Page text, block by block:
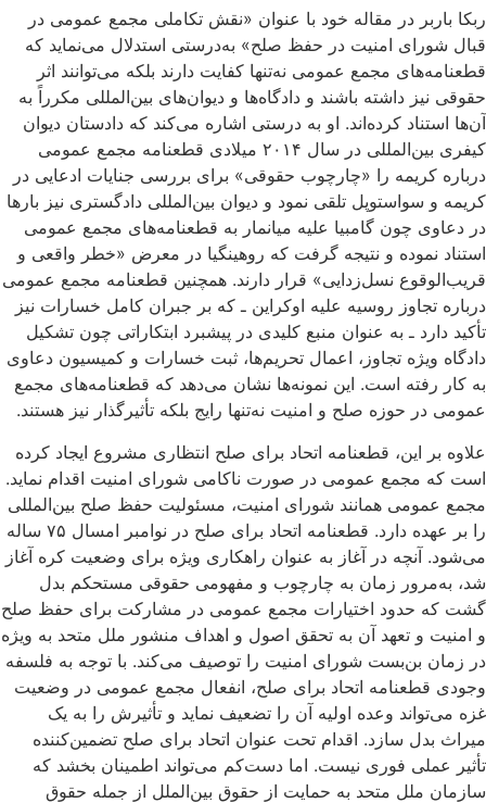
ربکا باربر در مقاله‌ خود با عنوان «نقش تکاملی مجمع عمومی در
قبال شورای امنیت در حفظ صلح» به‌درستی استدلال می‌نماید که
قطعنامه‌های مجمع عمومی نه‌تنها کفایت دارند بلکه می‌توانند اثر
حقوقی نیز داشته باشند و دادگاه‌ها و دیوان‌های بین‌المللی مکرراً به
آن‌ها استناد کرده‌اند. او به ‌درستی اشاره می‌کند که دادستان دیوان
کیفری بین‌المللی در سال ۲۰۱۴ میلادی قطعنامه‌ مجمع عمومی
درباره‌ کریمه را «چارچوب حقوقی» برای بررسی جنایات ادعایی در
کریمه و سواستوپل تلقی نمود و دیوان بین‌المللی دادگستری نیز بارها
در دعاوی چون گامبیا علیه میانمار به قطعنامه‌های مجمع عمومی
استناد نموده و نتیجه گرفت که روهینگیا در معرض «خطر واقعی و
قریب‌الوقوع نسل‌زدایی» قرار دارند. همچنین قطعنامه مجمع عمومی
درباره‌ تجاوز روسیه علیه اوکراین ـ که بر جبران کامل خسارات نیز
تأکید دارد ـ به ‌عنوان منبع کلیدی در پیشبرد ابتکاراتی چون تشکیل
دادگاه ویژه تجاوز، اعمال تحریم‌ها، ثبت خسارات و کمیسیون دعاوی
به‌ کار رفته است. این نمونه‌ها نشان می‌دهد که قطعنامه‌های مجمع
عمومی در حوزه صلح و امنیت نه‌تنها رایج بلکه تأثیرگذار نیز هستند.
علاوه ‌بر این، قطعنامه اتحاد برای صلح انتظاری مشروع ایجاد کرده
است که مجمع عمومی در صورت ناکامی شورای امنیت اقدام نماید.
مجمع عمومی همانند شورای امنیت، مسئولیت حفظ صلح بین‌المللی
را بر عهده دارد. قطعنامه‌ اتحاد برای صلح در نوامبر امسال ۷۵ ساله
می‌شود. آنچه در آغاز به‌ عنوان راهکاری ویژه برای وضعیت کره آغاز
شد، به‌مرور زمان به چارچوب و مفهومی حقوقی مستحکم بدل
گشت که حدود اختیارات مجمع عمومی در مشارکت برای حفظ صلح
و امنیت و تعهد آن به تحقق اصول و اهداف منشور ملل متحد به‌ ویژه
در زمان بن‌بست شورای امنیت را توصیف می‌کند. با توجه به فلسفه
وجودی قطعنامه اتحاد برای صلح، انفعال مجمع عمومی در وضعیت
غزه می‌تواند وعده‌ اولیه آن را تضعیف نماید و تأثیرش را به یک
میراث بدل سازد. اقدام تحت عنوان اتحاد برای صلح تضمین‌کننده
تأثیر عملی فوری نیست. اما دست‌کم می‌تواند اطمینان بخشد که
سازمان ملل متحد به حمایت از حقوق بین‌الملل از جمله حقوق